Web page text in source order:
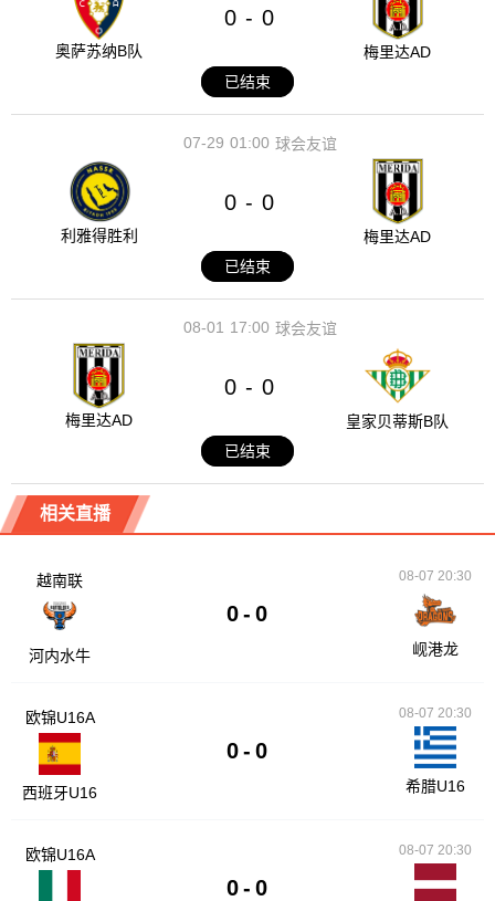
奥萨苏纳B队
0 - 0
梅里达AD
已结束
01:00
07-29 球会友谊
利雅得胜利
0 - 0
梅里达AD
已结束
17:00
08-01 球会友谊
梅里达AD
0 - 0
皇家贝蒂斯B队
已结束
相关直播
越南联
河内水牛
0 - 0
08-07 20:30
岘港龙
欧锦U16A
西班牙U16
0 - 0
08-07 20:30
希腊U16
欧锦U16A
0 - 0
08-07 20:30